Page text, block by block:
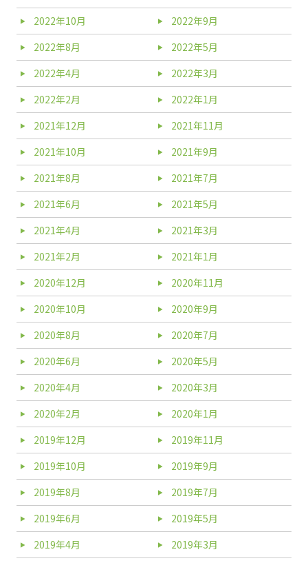
2022年10月
2022年9月
2022年8月
2022年5月
2022年4月
2022年3月
2022年2月
2022年1月
2021年12月
2021年11月
2021年10月
2021年9月
2021年8月
2021年7月
2021年6月
2021年5月
2021年4月
2021年3月
2021年2月
2021年1月
2020年12月
2020年11月
2020年10月
2020年9月
2020年8月
2020年7月
2020年6月
2020年5月
2020年4月
2020年3月
2020年2月
2020年1月
2019年12月
2019年11月
2019年10月
2019年9月
2019年8月
2019年7月
2019年6月
2019年5月
2019年4月
2019年3月